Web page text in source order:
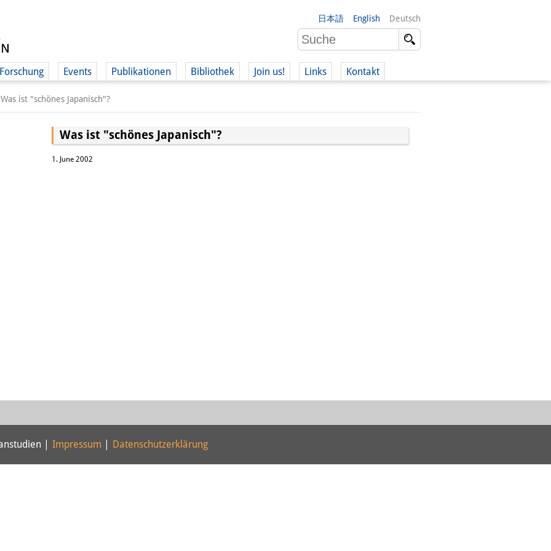
日本語 English Deutsch
Forschung Events Publikationen Bibliothek Join us! Links Kontakt
Was ist "schönes Japanisch"?
Was ist "schönes Japanisch"?
1. June 2002
| Impressum Datenschutzerklärung